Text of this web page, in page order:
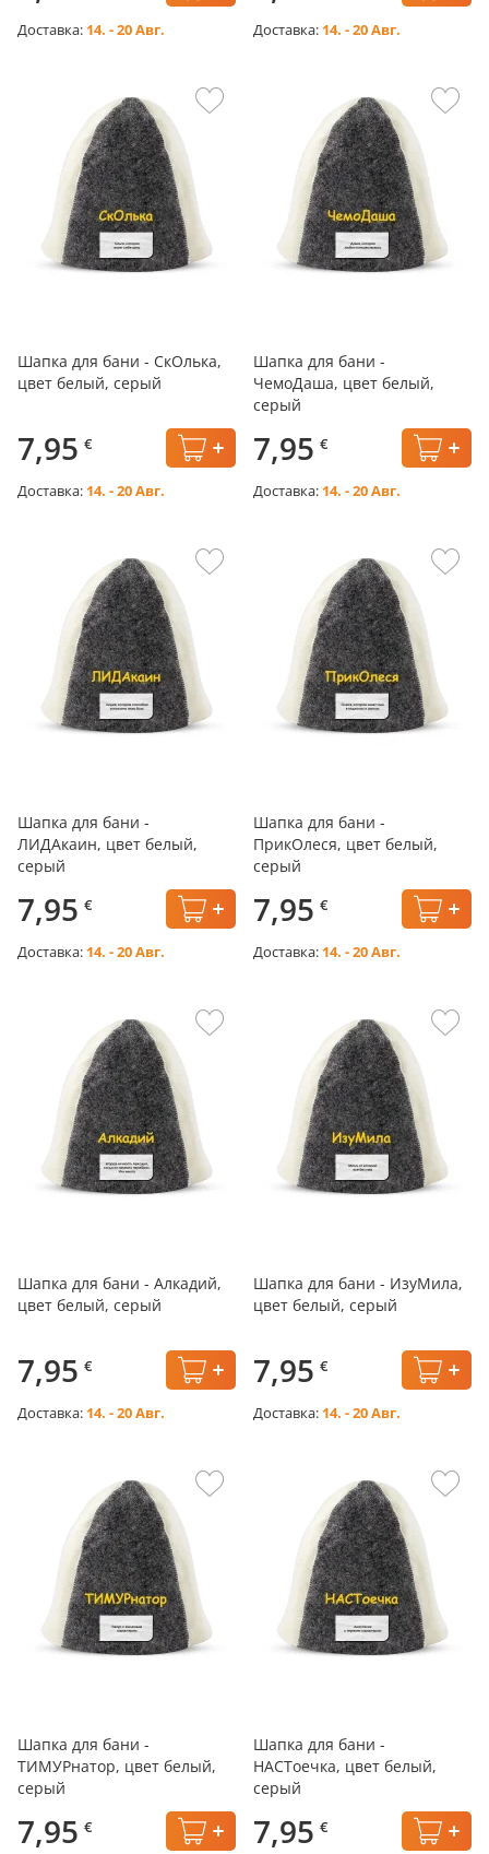
Доставка: 14. - 20 Авг. Доставка: 14. - 20 Авг.
Шапка для бани - СкОлька,
цвет белый, серый
7,95 €
Доставка: 14. - 20 Авг.
Шапка для бани -
ЧемоДаша, цвет белый,
серый
7,95 €
Доставка: 14. - 20 Авг.
Шапка для бани -
ЛИДАкаин, цвет белый,
серый
7,95 €
Доставка: 14. - 20 Авг.
Шапка для бани -
ПрикОлеся, цвет белый,
серый
7,95 €
Доставка: 14. - 20 Авг.
Шапка для бани - Алкадий,
цвет белый, серый
7,95 €
Доставка: 14. - 20 Авг.
Шапка для бани - ИзуМила,
цвет белый, серый
7,95 €
Доставка: 14. - 20 Авг.
Шапка для бани -
ТИМУРнатор, цвет белый,
серый
7,95 €
Шапка для бани -
НАСТоечка, цвет белый,
серый
7,95 €